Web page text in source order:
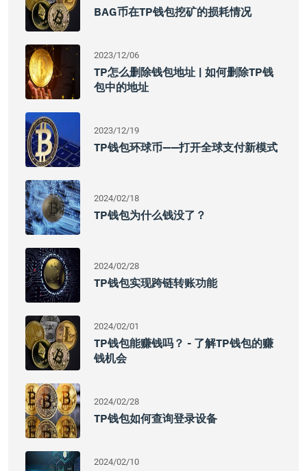
BAG币在TP钱包挖矿的损耗情况
2023/12/06
TP怎么删除钱包地址 | 如何删除TP钱
包中的地址
2023/12/19
TP钱包环球币——打开全球支付新模式
2024/02/18
TP钱包为什么钱没了？
2024/02/28
TP钱包实现跨链转账功能
2024/02/01
TP钱包能赚钱吗？ - 了解TP钱包的赚
钱机会
2024/02/28
TP钱包如何查询登录设备
2024/02/10